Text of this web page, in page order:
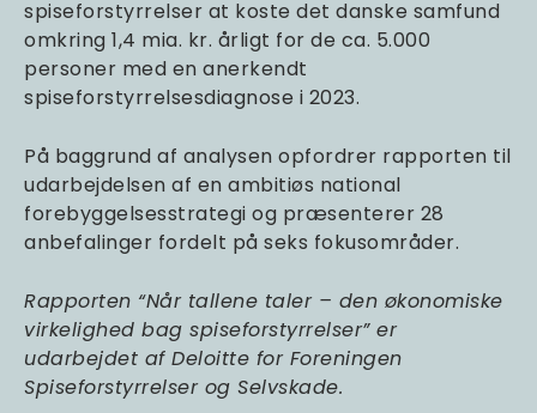
spiseforstyrrelser at koste det danske samfund
omkring 1,4 mia. kr. årligt for de ca. 5.000
personer med en anerkendt
spiseforstyrrelsesdiagnose i 2023.
På baggrund af analysen opfordrer rapporten til
udarbejdelsen af en ambitiøs national
forebyggelsesstrategi og præsenterer 28
anbefalinger fordelt på seks fokusområder.
Rapporten “Når tallene taler – den økonomiske
virkelighed bag spiseforstyrrelser” er
udarbejdet af Deloitte for Foreningen
Spiseforstyrrelser og Selvskade.